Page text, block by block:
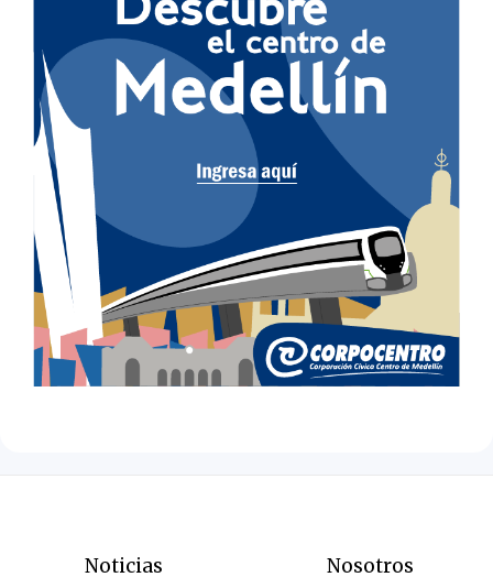
Noticias Nosotros